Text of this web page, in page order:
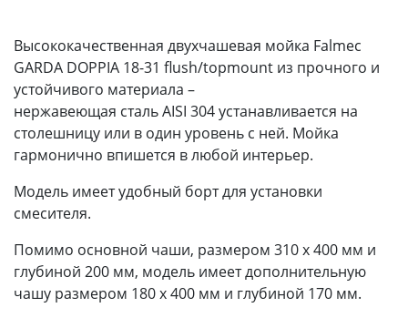
Высококачественная двухчашевая мойка Falmec
GARDA DOPPIA 18-31 flush/topmount из прочного и
устойчивого материала –
нержавеющая сталь AISI 304 устанавливается на
столешницу или в один уровень с ней. Мойка
гармонично впишется в любой интерьер.
Модель имеет удобный борт для установки
смесителя.
Помимо основной чаши, размером 310 x 400 мм и
глубиной 200 мм, модель имеет дополнительную
чашу размером 180 x 400 мм и глубиной 170 мм.